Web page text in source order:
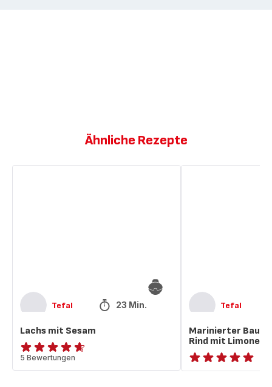
Ähnliche Rezepte
Tefal 23 Min.
Lachs mit Sesam
ratings.4.6
5 Bewertungen
Tefal
Marinierter
Rind mit Limone
ratings.NaN